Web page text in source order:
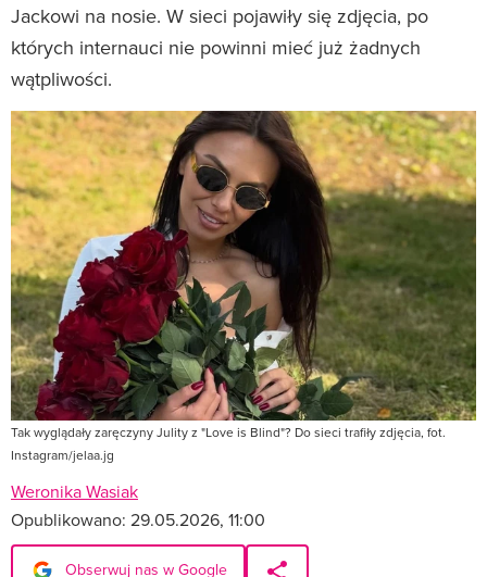
Jackowi na nosie. W sieci pojawiły się zdjęcia, po
których internauci nie powinni mieć już żadnych
wątpliwości.
Tak wyglądały zaręczyny Julity z "Love is Blind"? Do sieci trafiły zdjęcia, fot.
Instagram/jelaa.jg
Weronika Wasiak
Opublikowano: 29.05.2026, 11:00
Obserwuj nas w Google